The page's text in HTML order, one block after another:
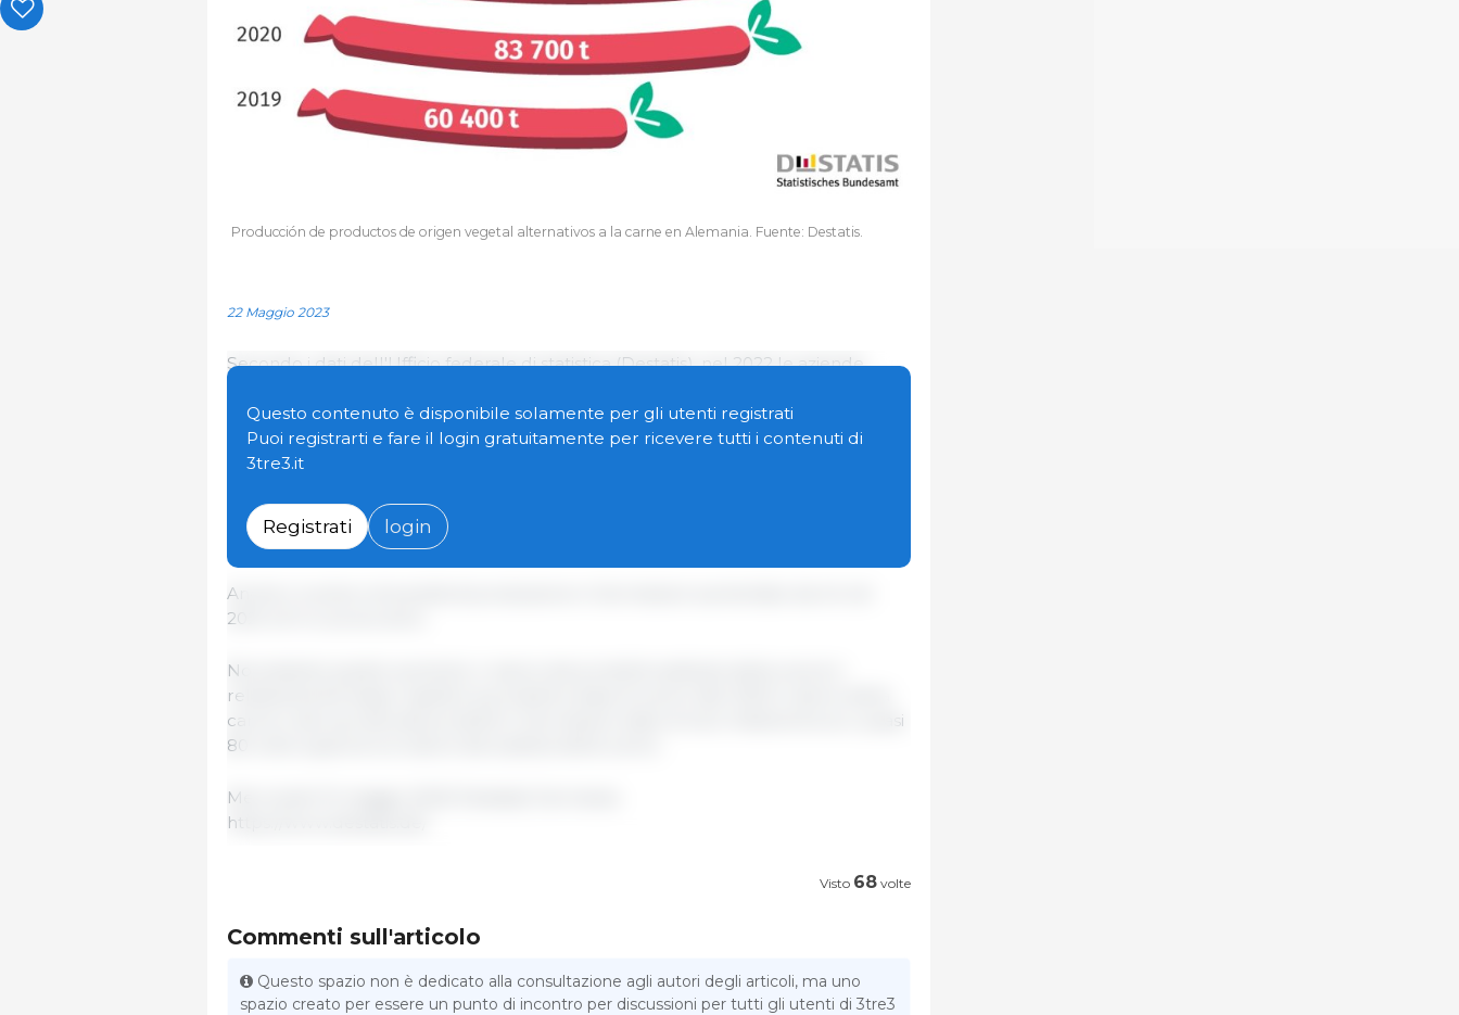
Producción de productos de origen vegetal alternativos a la carne en Alemania. Fuente: Destatis.
22 Maggio 2023
Secondo i dati dell'Ufficio federale di statistica (Destatis), nel 2022 le aziende
rispetto all'anno precedente, e la produzione è addirittura aumentata del 72,7%
rispetto al 2019.
97.900 tonnellate dell'anno precedente. Il valore di questi prodotti è cresciuto
del 17,3% (537,4 milioni di euro) rispetto al 2021 (458,2 milioni di euro).
Anche il numero di società di produzione in Germania è aumentato da 44 nel
2021 a 51 lo scorso anno.
Nonostante questo aumento, il valore dei prodotti sostitutivi della carne è
relativamente basso rispetto ai prodotti a base di carne. Nel 2022 il valore della
carne e dei suoi derivati ​​prodotti in Germania è stato di 42,4 miliardi di euro, quasi
80 volte superiore al valore dei sostituti della carne...
Mercoledì 10 maggio 2023/ Destatis/ Germania.
https://www.destatis.de/
Questo contenuto è disponibile solamente per gli utenti registrati
Puoi registrarti e fare il login gratuitamente per ricevere tutti i contenuti di
3tre3.it
Registrati login
Visto 68 volte
Commenti sull'articolo
Questo spazio non è dedicato alla consultazione agli autori degli articoli, ma uno
spazio creato per essere un punto di incontro per discussioni per tutti gli utenti di 3tre3